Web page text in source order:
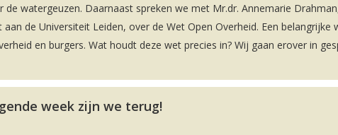
watergeuzen. Daarnaast spreken we met Mr.dr. Annemarie
de Universiteit Leiden, over de Wet Open Overheid. Een belangrijke
en burgers. Wat houdt deze wet precies in? Wij gaan erover in
week zijn we terug!